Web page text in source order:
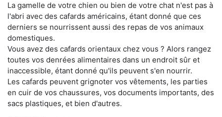
La gamelle de votre chien ou bien de votre chat n'est pas à
l'abri avec des cafards américains, étant donné que ces
derniers se nourrissent aussi des repas de vos animaux
domestiques.
Vous avez des cafards orientaux chez vous ? Alors rangez
toutes vos denrées alimentaires dans un endroit sûr et
inaccessible, étant donné qu'ils peuvent s'en nourrir.
Les cafards peuvent grignoter vos vêtements, les parties
en cuir de vos chaussures, vos documents importants, des
sacs plastiques, et bien d'autres.